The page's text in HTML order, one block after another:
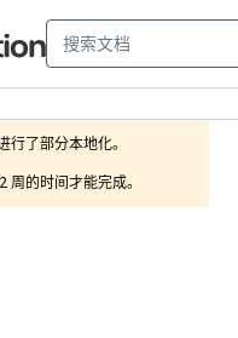
了部分本地化。
的时间才能完成。